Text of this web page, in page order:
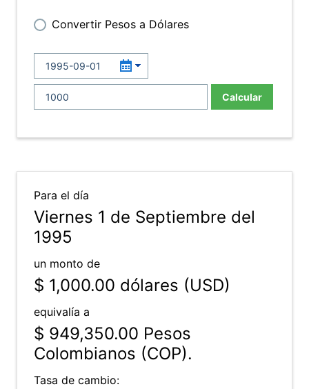
Convertir Pesos a Dólares
Calcular
Para el día
Viernes 1 de Septiembre del
1995
un monto de
$ 1,000.00 dólares (USD)
equivalía a
$ 949,350.00 Pesos
Colombianos (COP).
Tasa de cambio: